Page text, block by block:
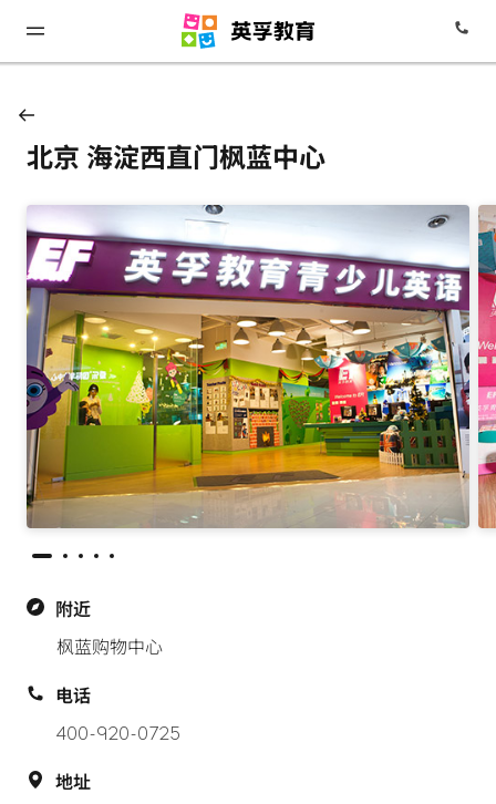
北京 海淀西直门枫蓝中心
附近
枫蓝购物中心
电话
400-920-0725
地址